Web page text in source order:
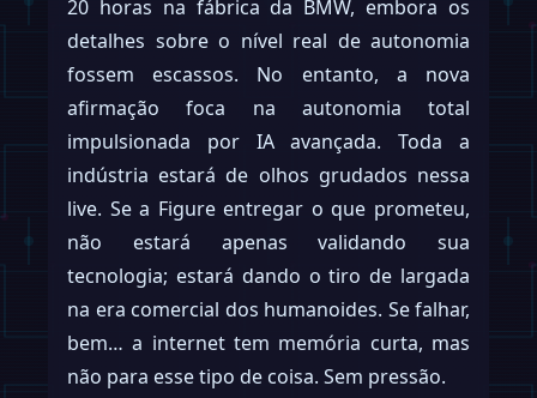
20 horas na fábrica da BMW, embora os
detalhes sobre o nível real de autonomia
fossem escassos. No entanto, a nova
afirmação foca na autonomia total
impulsionada por IA avançada. Toda a
indústria estará de olhos grudados nessa
live. Se a Figure entregar o que prometeu,
não estará apenas validando sua
tecnologia; estará dando o tiro de largada
na era comercial dos humanoides. Se falhar,
bem… a internet tem memória curta, mas
não para esse tipo de coisa. Sem pressão.